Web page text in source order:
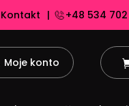
Kontakt | +48 534
Moje konto